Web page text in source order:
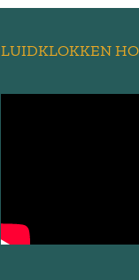
LUIDKLOKKEN